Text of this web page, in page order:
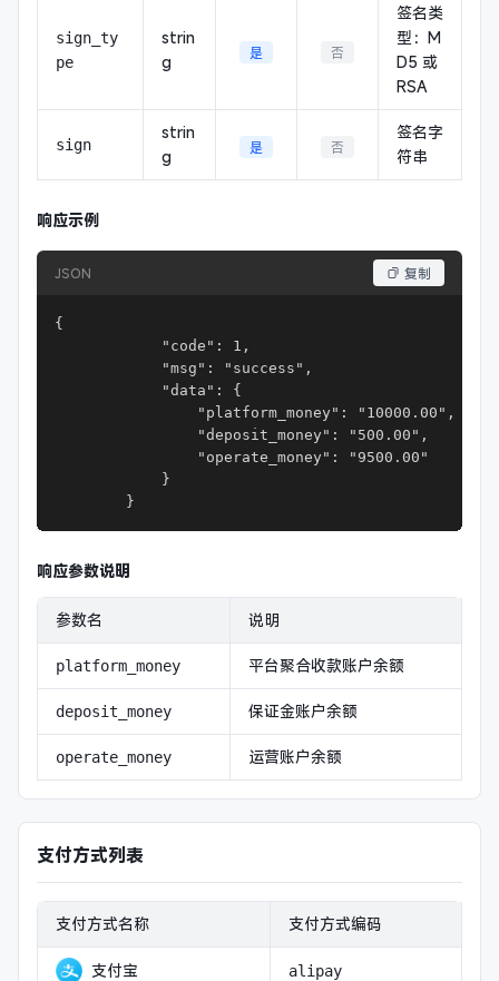
sign_ty
pe
strin
g
是 否
签名类
型：M
D5 或
RSA
sign
strin
g
是 否
签名字
符串
响应示例
JSON 复制
{
            "code": 1,
            "msg": "success",
            "data": {
                "platform_money": "10000.00",
                "deposit_money": "500.00",
                "operate_money": "9500.00"
            }
        }
响应参数说明
参数名 说明
platform_money 平台聚合收款账户余额
deposit_money 保证金账户余额
operate_money 运营账户余额
支付方式列表
支付方式名称 支付方式编码
支付宝 alipay